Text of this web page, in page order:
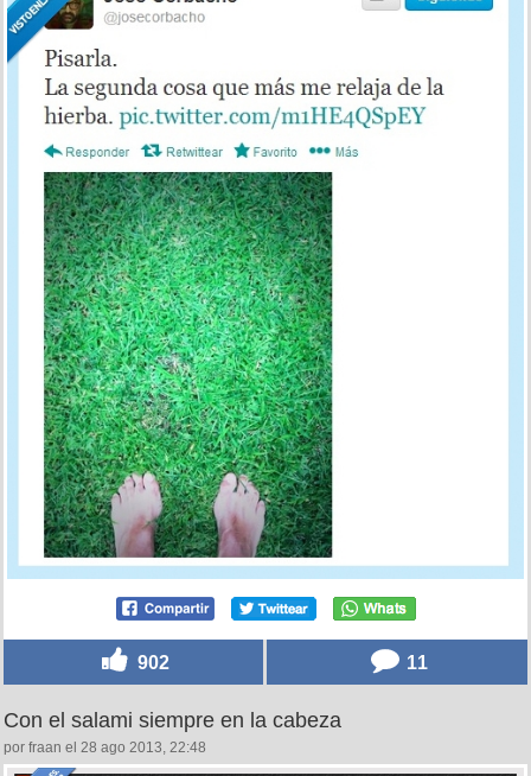
902 11
Con el salami siempre en la cabeza
por fraan el 28 ago 2013, 22:48